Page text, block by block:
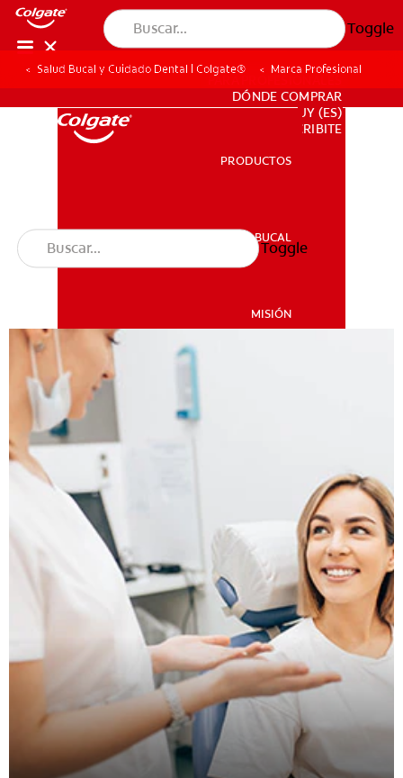
Toggle
SALUD BUCAL
PARA PROFESIONALES
DÓNDE COMPRAR
UY (ES)
SUSCRIBITE
PARA PROFESIONALES
DÓNDE COMPRAR
UY (ES)
SUSCRIBITE
PRODUCTOS
SALUD BUCAL
MISIÓN
CHEQUEO DE SALUD BUCAL
CORRESPONDENCIA DE PRODUCTOS
Toggle
Salud Bucal y Cuidado Dental | Colgate® Marca Profesional